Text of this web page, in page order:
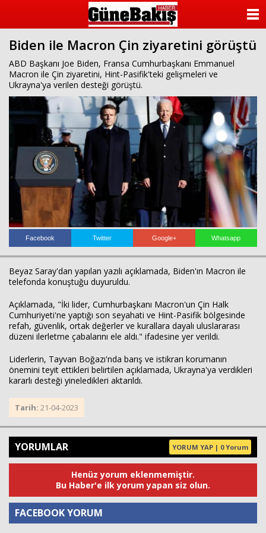
Biden ile Macron Çin ziyaretini görüştü
ABD Başkanı Joe Biden, Fransa Cumhurbaşkanı Emmanuel
Macron ile Çin ziyaretini, Hint-Pasifik'teki gelişmeleri ve
Ukrayna'ya verilen desteği görüştü.
Facebook Twitter Google+ Whatsapp
Beyaz Saray'dan yapılan yazılı açıklamada, Biden'ın Macron ile
telefonda konuştuğu duyuruldu.
Açıklamada, "İki lider, Cumhurbaşkanı Macron'un Çin Halk
Cumhuriyeti'ne yaptığı son seyahati ve Hint-Pasifik bölgesinde
refah, güvenlik, ortak değerler ve kurallara dayalı uluslararası
düzeni ilerletme çabalarını ele aldı." ifadesine yer verildi.
Liderlerin, Tayvan Boğazı'nda barış ve istikrarı korumanın
önemini teyit ettikleri belirtilen açıklamada, Ukrayna'ya verdikleri
kararlı desteği yineledikleri aktarıldı.
Tarih: 21-04-2023
YORUMLAR YORUM YAP | 0 Yorum
Henüz yorum eklenmemiştir.
Bu Haber'e ilk yorum yapan siz olun.
FACEBOOK YORUM
KATEGORİLER
YAZARLAR
ANKETLER
FOTO GALERİ
VİDEO GALERİ
KÜNYE
İLETİŞİM
Haberin Doğru Adresi.